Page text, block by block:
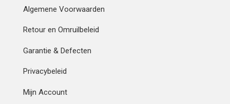
Algemene Voorwaarden
Retour en Omruilbeleid
Garantie & Defecten
Privacybeleid
Mijn Account